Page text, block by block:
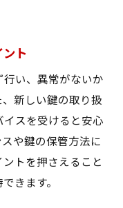
ト
い、異常がないか
新しい鍵の取り扱
スを受けると安心
や鍵の保管方法に
トを押さえること
きます。